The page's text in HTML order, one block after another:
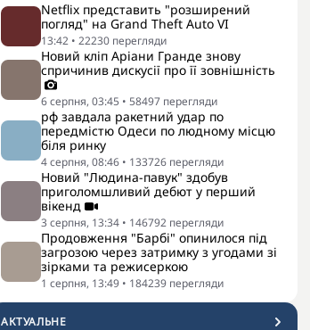
Netflix представить "розширений
погляд" на Grand Theft Auto VI
13:42 • 22230 перегляди
Новий кліп Аріани Гранде знову
спричинив дискусії про її зовнішність
6 серпня, 03:45 • 58497 перегляди
рф завдала ракетний удар по
передмістю Одеси по людному місцю
біля ринку
4 серпня, 08:46 • 133726 перегляди
Новий "Людина-павук" здобув
приголомшливий дебют у перший
вікенд
3 серпня, 13:34 • 146792 перегляди
Продовження "Барбі" опинилося під
загрозою через затримку з угодами зі
зірками та режисеркою
1 серпня, 13:49 • 184239 перегляди
АКТУАЛЬНЕ